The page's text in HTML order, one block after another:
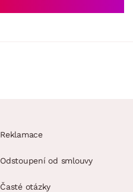
Reklamace
Odstoupení od smlouvy
Časté otázky